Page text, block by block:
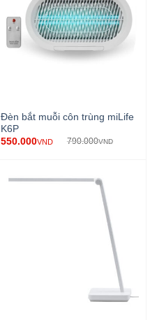
Đèn bắt muỗi côn trùng miLife
K6P
550.000VND 790.000VND